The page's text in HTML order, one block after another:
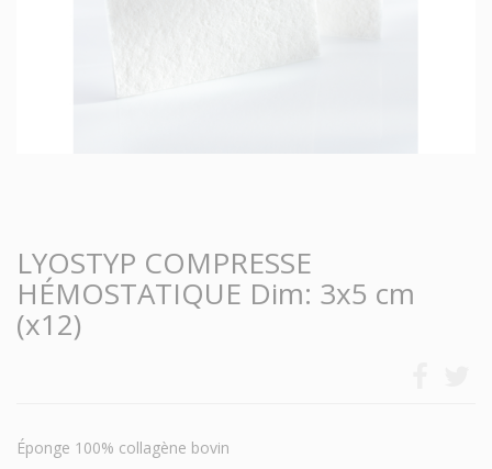
LYOSTYP COMPRESSE
HÉMOSTATIQUE Dim: 3x5 cm
(x12)
Éponge 100% collagène bovin